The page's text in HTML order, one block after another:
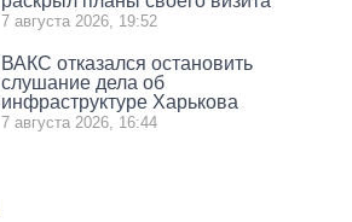
7 августа 2026, 19:52
ВАКС отказался остановить
слушание дела об
инфраструктуре Харькова
7 августа 2026, 16:44